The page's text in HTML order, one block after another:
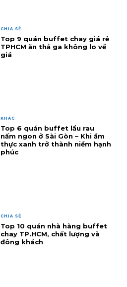
CHIA SẺ
Top 9 quán buffet chay giá rẻ
TPHCM ăn thả ga không lo về
giá
KHÁC
Top 6 quán buffet lẩu rau
nấm ngon ở Sài Gòn – Khi ẩm
thực xanh trở thành niềm hạnh
phúc
CHIA SẺ
Top 10 quán nhà hàng buffet
chay TP.HCM, chất lượng và
đông khách